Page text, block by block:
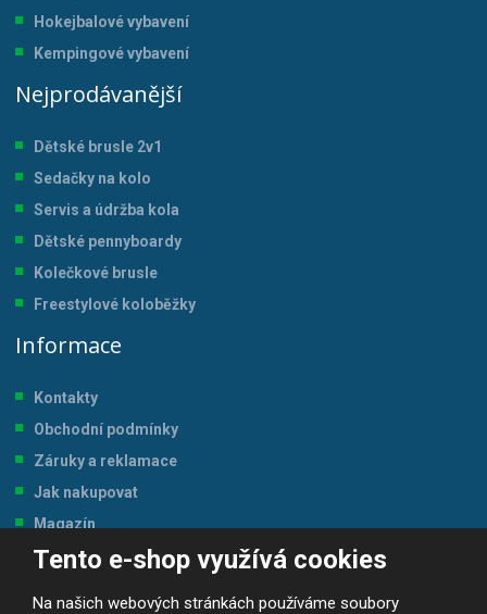
Tento e-shop využívá cookies
Na našich webových stránkách používáme soubory
Hokejbalové vybavení
Kempingové vybavení
Nejprodávanější
Dětské brusle 2v1
Sedačky na kolo
Servis a údržba kola
Dětské pennyboardy
Kolečkové brusle
Freestylové koloběžky
Informace
Kontakty
Obchodní podmínky
Záruky a reklamace
Jak nakupovat
Magazín
Tabulka velikostí